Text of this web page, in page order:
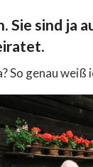
Sie sind ja
So genau weiß